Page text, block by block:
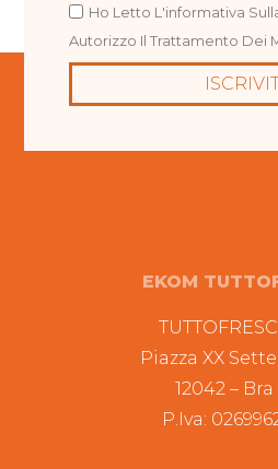
Ho Letto L'informativa
Autorizzo Il Trattamento Dei
EKOM
Piazza XX
12042 – Bra
P.Iva: